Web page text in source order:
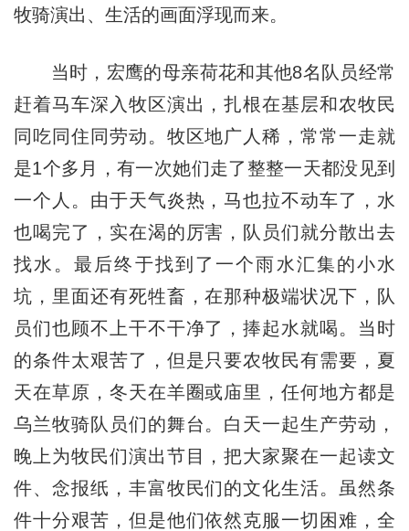
牧骑演出、生活的画面浮现而来。
当时，宏鹰的母亲荷花和其他8名队员经常
赶着马车深入牧区演出，扎根在基层和农牧民
同吃同住同劳动。牧区地广人稀，常常一走就
是1个多月，有一次她们走了整整一天都没见到
一个人。由于天气炎热，马也拉不动车了，水
也喝完了，实在渴的厉害，队员们就分散出去
找水。最后终于找到了一个雨水汇集的小水
坑，里面还有死牲畜，在那种极端状况下，队
员们也顾不上干不干净了，捧起水就喝。当时
的条件太艰苦了，但是只要农牧民有需要，夏
天在草原，冬天在羊圈或庙里，任何地方都是
乌兰牧骑队员们的舞台。白天一起生产劳动，
晚上为牧民们演出节目，把大家聚在一起读文
件、念报纸，丰富牧民们的文化生活。虽然条
件十分艰苦，但是他们依然克服一切困难，全